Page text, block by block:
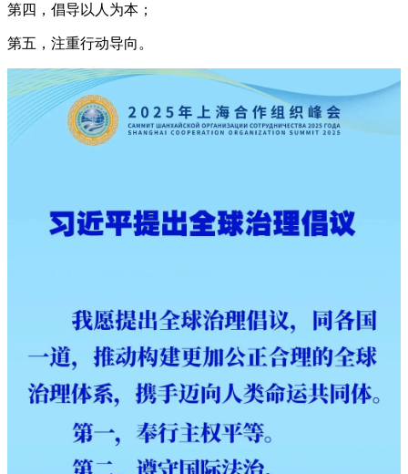
第四，倡导以人为本；
第五，注重行动导向。